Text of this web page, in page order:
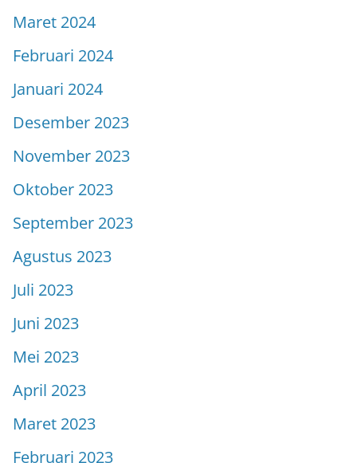
Maret 2024
Februari 2024
Januari 2024
Desember 2023
November 2023
Oktober 2023
September 2023
Agustus 2023
Juli 2023
Juni 2023
Mei 2023
April 2023
Maret 2023
Februari 2023